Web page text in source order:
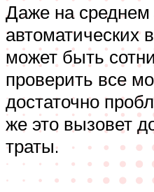
Даже на среднем
автоматических
может быть
проверить все
достаточно
же это вызовет
траты.